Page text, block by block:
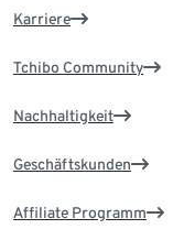
Karriere
Tchibo Community
Nachhaltigkeit
Geschäftskunden
Affiliate Programm